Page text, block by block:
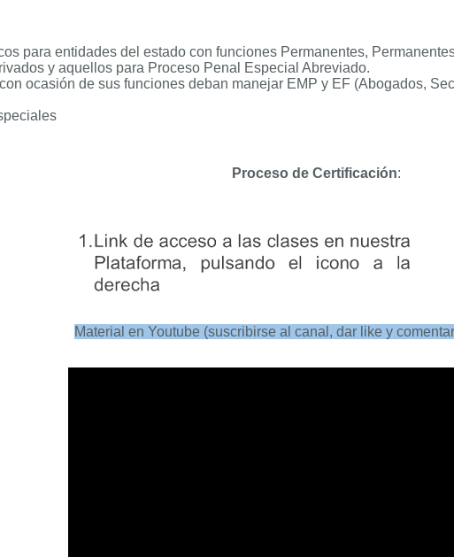
para entidades del estado con funciones Permanentes,
y aquellos para Proceso Penal Especial Abreviado.
ocasión de sus funciones deban manejar EMP y EF (Abogados,
Proceso de Certificación:
Material en Youtube (suscribirse al canal, dar like y